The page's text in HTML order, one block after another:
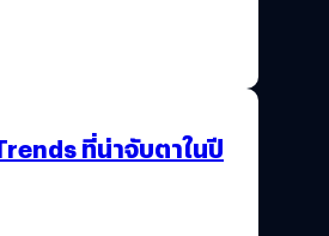
ที่น่าจับตาในปี